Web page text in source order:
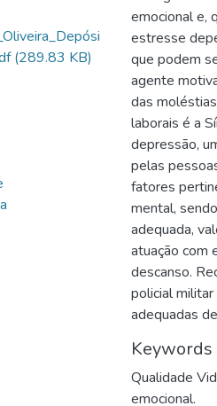
(289.83 KB)
emocional e,
estresse
que podem
agente
das
laborais é a
depressão,
pelas
fatores
mental,
adequada,
atuação com
descanso.
policial
adequadas
Keywords
Qualidade
emocional.